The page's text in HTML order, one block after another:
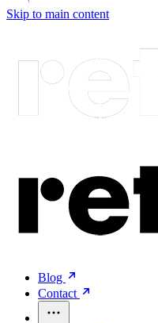
Skip to main content
Blog
Contact